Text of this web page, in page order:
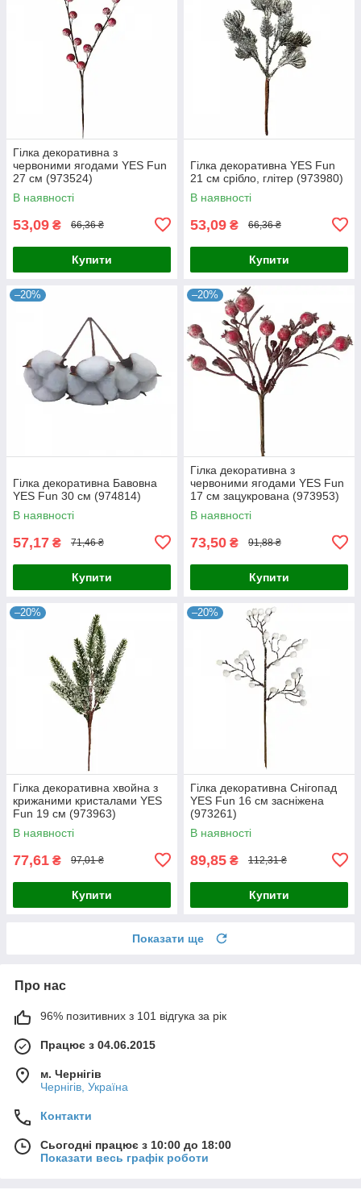
Гілка декоративна з
червоними ягодами YES Fun
27 см (973524)
В наявності
53,09 ₴ 66,36 ₴
Купити
Гілка декоративна YES Fun
21 см срібло, глітер (973980)
В наявності
53,09 ₴ 66,36 ₴
Купити
–20%
Гілка декоративна Бавовна
YES Fun 30 см (974814)
В наявності
57,17 ₴ 71,46 ₴
Купити
–20%
Гілка декоративна з
червоними ягодами YES Fun
17 см зацукрована (973953)
В наявності
73,50 ₴ 91,88 ₴
Купити
–20%
Гілка декоративна хвойна з
крижаними кристалами YES
Fun 19 см (973963)
В наявності
77,61 ₴ 97,01 ₴
Купити
–20%
Гілка декоративна Снігопад
YES Fun 16 см засніжена
(973261)
В наявності
89,85 ₴ 112,31 ₴
Купити
Показати ще
Про нас
96% позитивних з 101 відгука за рік
Працює з 04.06.2015
м. Чернігів
Чернігів, Україна
Контакти
Сьогодні працює з 10:00 до 18:00
Показати весь графік роботи